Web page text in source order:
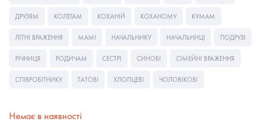
ДРУЗЯМ КОЛЕГАМ КОХАНІЙ КОХАНОМУ КУМАМ
ЛІТНІ ВРАЖЕННЯ МАМІ НАЧАЛЬНИКУ НАЧАЛЬНИЦІ ПОДРУЗІ
РІЧНИЦЯ РОДИЧАМ СЕСТРІ СИНОВІ СІМЕЙНІ ВРАЖЕННЯ
СПІВРОБІТНИКУ ТАТОВІ ХЛОПЦЕВІ ЧОЛОВІКОВІ
Немає в наявності